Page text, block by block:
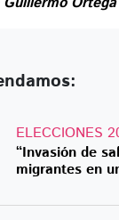
ELECCIONES
“Invasión de
migrantes en